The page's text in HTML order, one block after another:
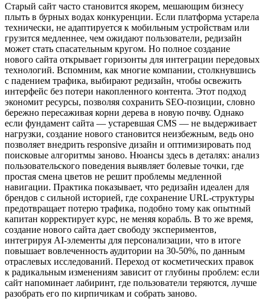
Старый сайт часто становится якорем, мешающим бизнесу
плыть в бурных водах конкуренции. Если платформа устарела
технически, не адаптируется к мобильным устройствам или
грузится медленнее, чем ожидают пользователи, редизайн
может стать спасательным кругом. Но полное создание
нового сайта открывает горизонты для интеграции передовых
технологий. Вспомним, как многие компании, столкнувшись
с падением трафика, выбирают редизайн, чтобы освежить
интерфейс без потери накопленного контента. Этот подход
экономит ресурсы, позволяя сохранить SEO-позиции, словно
бережно пересаживая корни дерева в новую почву. Однако
если фундамент сайта — устаревшая CMS — не выдерживает
нагрузки, создание нового становится неизбежным, ведь оно
позволяет внедрить responsive дизайн и оптимизировать под
поисковые алгоритмы заново. Нюансы здесь в деталях: анализ
пользовательского поведения выявляет болевые точки, где
простая смена цветов не решит проблемы медленной
навигации. Практика показывает, что редизайн идеален для
брендов с сильной историей, где сохранение URL-структуры
предотвращает потерю трафика, подобно тому как опытный
капитан корректирует курс, не меняя корабль. В то же время,
создание нового сайта дает свободу экспериментов,
интегрируя AI-элементы для персонализации, что в итоге
повышает вовлеченность аудитории на 30-50%, по данным
отраслевых исследований. Переход от косметических правок
к радикальным изменениям зависит от глубины проблем: если
сайт напоминает лабиринт, где пользователи теряются, лучше
разобрать его по кирпичикам и собрать заново.